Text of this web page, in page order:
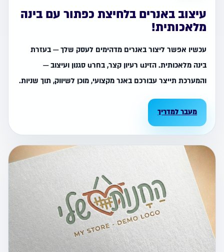
עיצוב באנרים בלחיצת כפתור עם בינה
מלאכותית!
עכשיו אפשר ליצור באנרים מדהימים לעסק שלך — בעזרת
בינה מלאכותית. הזינu רעיון קצר, בחרu סגנון ועיצוב —
והמערכת תייצר עבורכם באנר מקצועי, מוכן לשיווק, תוך שניות.
מעבר למדריך